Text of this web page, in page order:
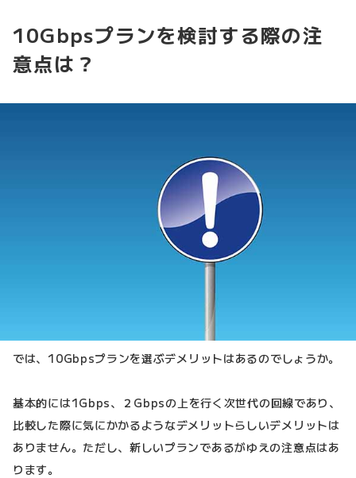
10Gbpsプランを検討する際の注
意点は？
では、10Gbpsプランを選ぶデメリットはあるのでしょうか。
基本的には1Gbps、２Gbpsの上を行く次世代の回線であり、
比較した際に気にかかるようなデメリットらしいデメリットは
ありません。ただし、新しいプランであるがゆえの注意点はあ
ります。